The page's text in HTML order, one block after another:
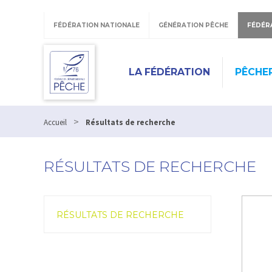
FÉDÉRATION NATIONALE GÉNÉRATION PÊCHE
LA FÉDÉRATION
Accueil > Résultats de recherche
RÉSULTATS DE RECHERCHE
RÉSULTATS DE RECHERCHE